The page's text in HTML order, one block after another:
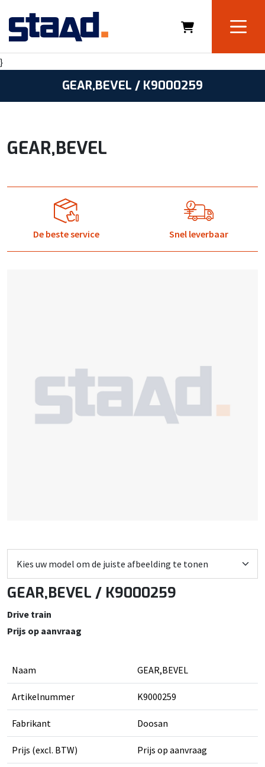
}
GEAR,BEVEL / K9000259
GEAR,BEVEL
De beste service Snel leverbaar
GEAR,BEVEL / K9000259
Drive train
Prijs op aanvraag
Naam GEAR,BEVEL
Artikelnummer K9000259
Fabrikant Doosan
Prijs (excl. BTW) Prijs op aanvraag